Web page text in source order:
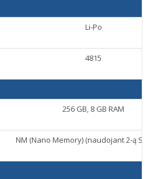
Li-Po
4815
256 GB, 8 GB RAM
NM (Nano Memory) (naudojant 2-ą SIM